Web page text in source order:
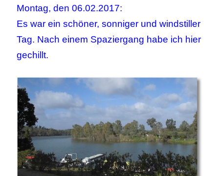
Montag, den 06.02.2017:
Es war ein schöner, sonniger und windstiller
Tag. Nach einem Spaziergang habe ich hier
gechillt.